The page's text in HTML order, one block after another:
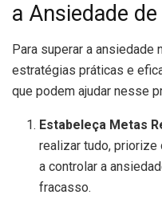
a Ansiedade
Para superar a ansiedade
estratégias práticas e
que podem ajudar nesse
Estabeleça Metas
realizar tudo,
a controlar a
fracasso.